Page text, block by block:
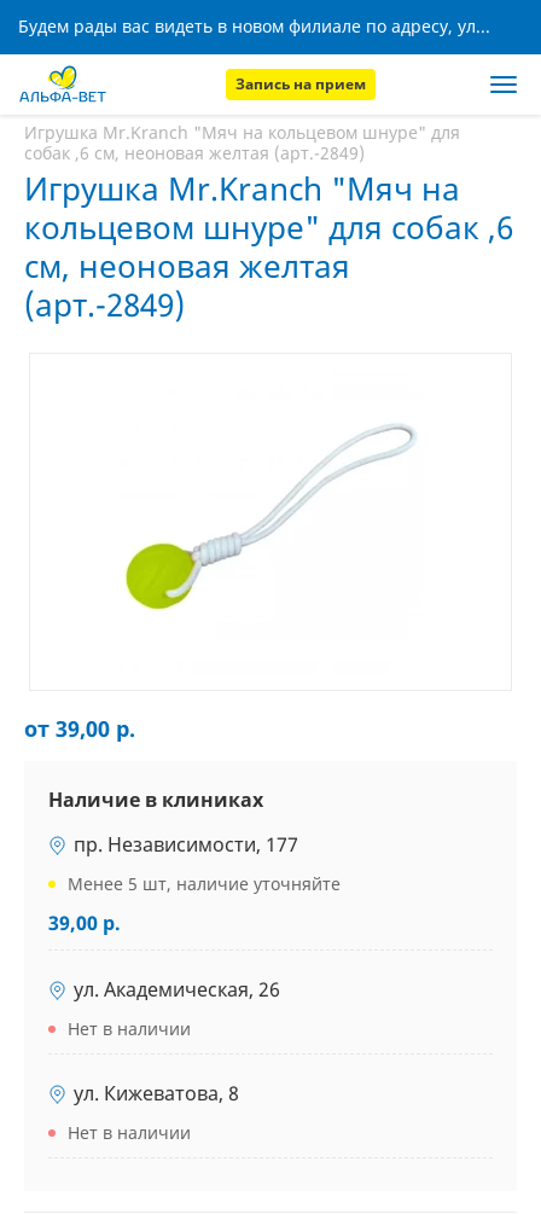
Будем рады вас видеть в новом филиале по адресу, ул. Кижеватова, 8!
Запись на прием
Главная
Игрушка Mr.Kranch "Мяч на кольцевом шнуре" для
собак ,6 см, неоновая желтая (арт.-2849)
Игрушка Mr.Kranch "Мяч на
кольцевом шнуре" для собак ,6
см, неоновая желтая
(арт.-2849)
от 39,00 р.
Наличие в клиниках
пр. Независимости, 177
Менее 5 шт, наличие уточняйте
39,00 р.
ул. Академическая, 26
Нет в наличии
ул. Кижеватова, 8
Нет в наличии